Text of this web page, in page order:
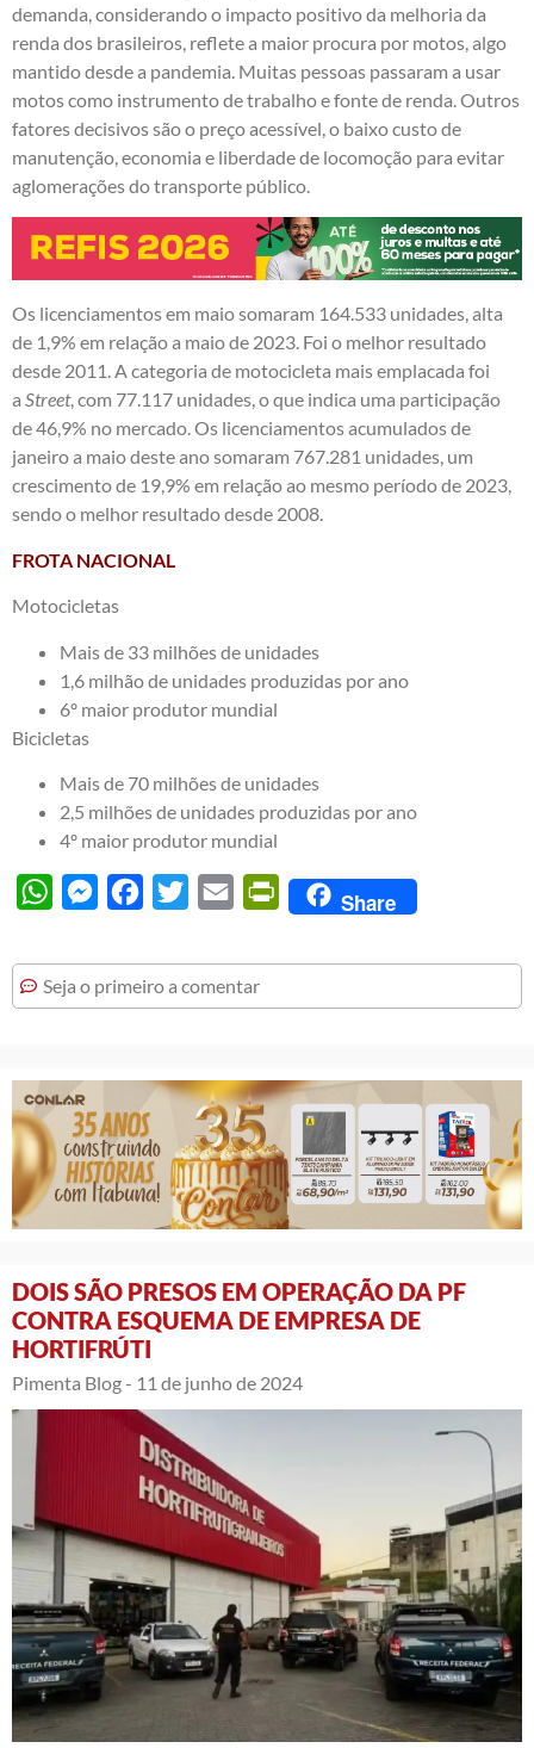
demanda, considerando o impacto positivo da melhoria da
renda dos brasileiros, reflete a maior procura por motos, algo
mantido desde a pandemia. Muitas pessoas passaram a usar
motos como instrumento de trabalho e fonte de renda. Outros
fatores decisivos são o preço acessível, o baixo custo de
manutenção, economia e liberdade de locomoção para evitar
aglomerações do transporte público.
Os licenciamentos em maio somaram 164.533 unidades, alta
de 1,9% em relação a maio de 2023. Foi o melhor resultado
desde 2011. A categoria de motocicleta mais emplacada foi
a Street, com 77.117 unidades, o que indica uma participação
de 46,9% no mercado. Os licenciamentos acumulados de
janeiro a maio deste ano somaram 767.281 unidades, um
crescimento de 19,9% em relação ao mesmo período de 2023,
sendo o melhor resultado desde 2008.
FROTA NACIONAL
Motocicletas
Mais de 33 milhões de unidades
1,6 milhão de unidades produzidas por ano
6º maior produtor mundial
Bicicletas
Mais de 70 milhões de unidades
2,5 milhões de unidades produzidas por ano
4º maior produtor mundial
WhatsAppMessengerFacebook
Twitter Email PrintFriendly
Share
Seja o primeiro a comentar
DOIS SÃO PRESOS EM OPERAÇÃO DA PF
CONTRA ESQUEMA DE EMPRESA DE
HORTIFRÚTI
Pimenta Blog - 11 de junho de 2024